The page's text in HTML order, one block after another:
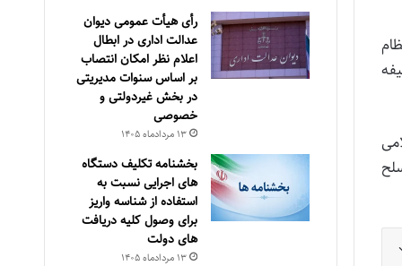
رأی هیأت عمومی دیوان
عدالت اداری در ابطال
اعلام نظر امکان انتصاب
بر اساس سنوات مدیریتی
در بخش غیردولتی و
خصوصی
۱۳ مرداد‌ماه ۱۴۰۵
بخشنامه تکلیف دستگاه
های اجرایی نسبت به
استفاده از شناسه واریز
برای وصول کلیه دریافت
های دولت
۱۳ مرداد‌ماه ۱۴۰۵